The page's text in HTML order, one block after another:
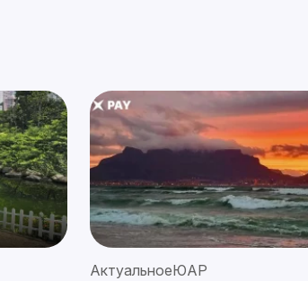
АктуальноеЮАР